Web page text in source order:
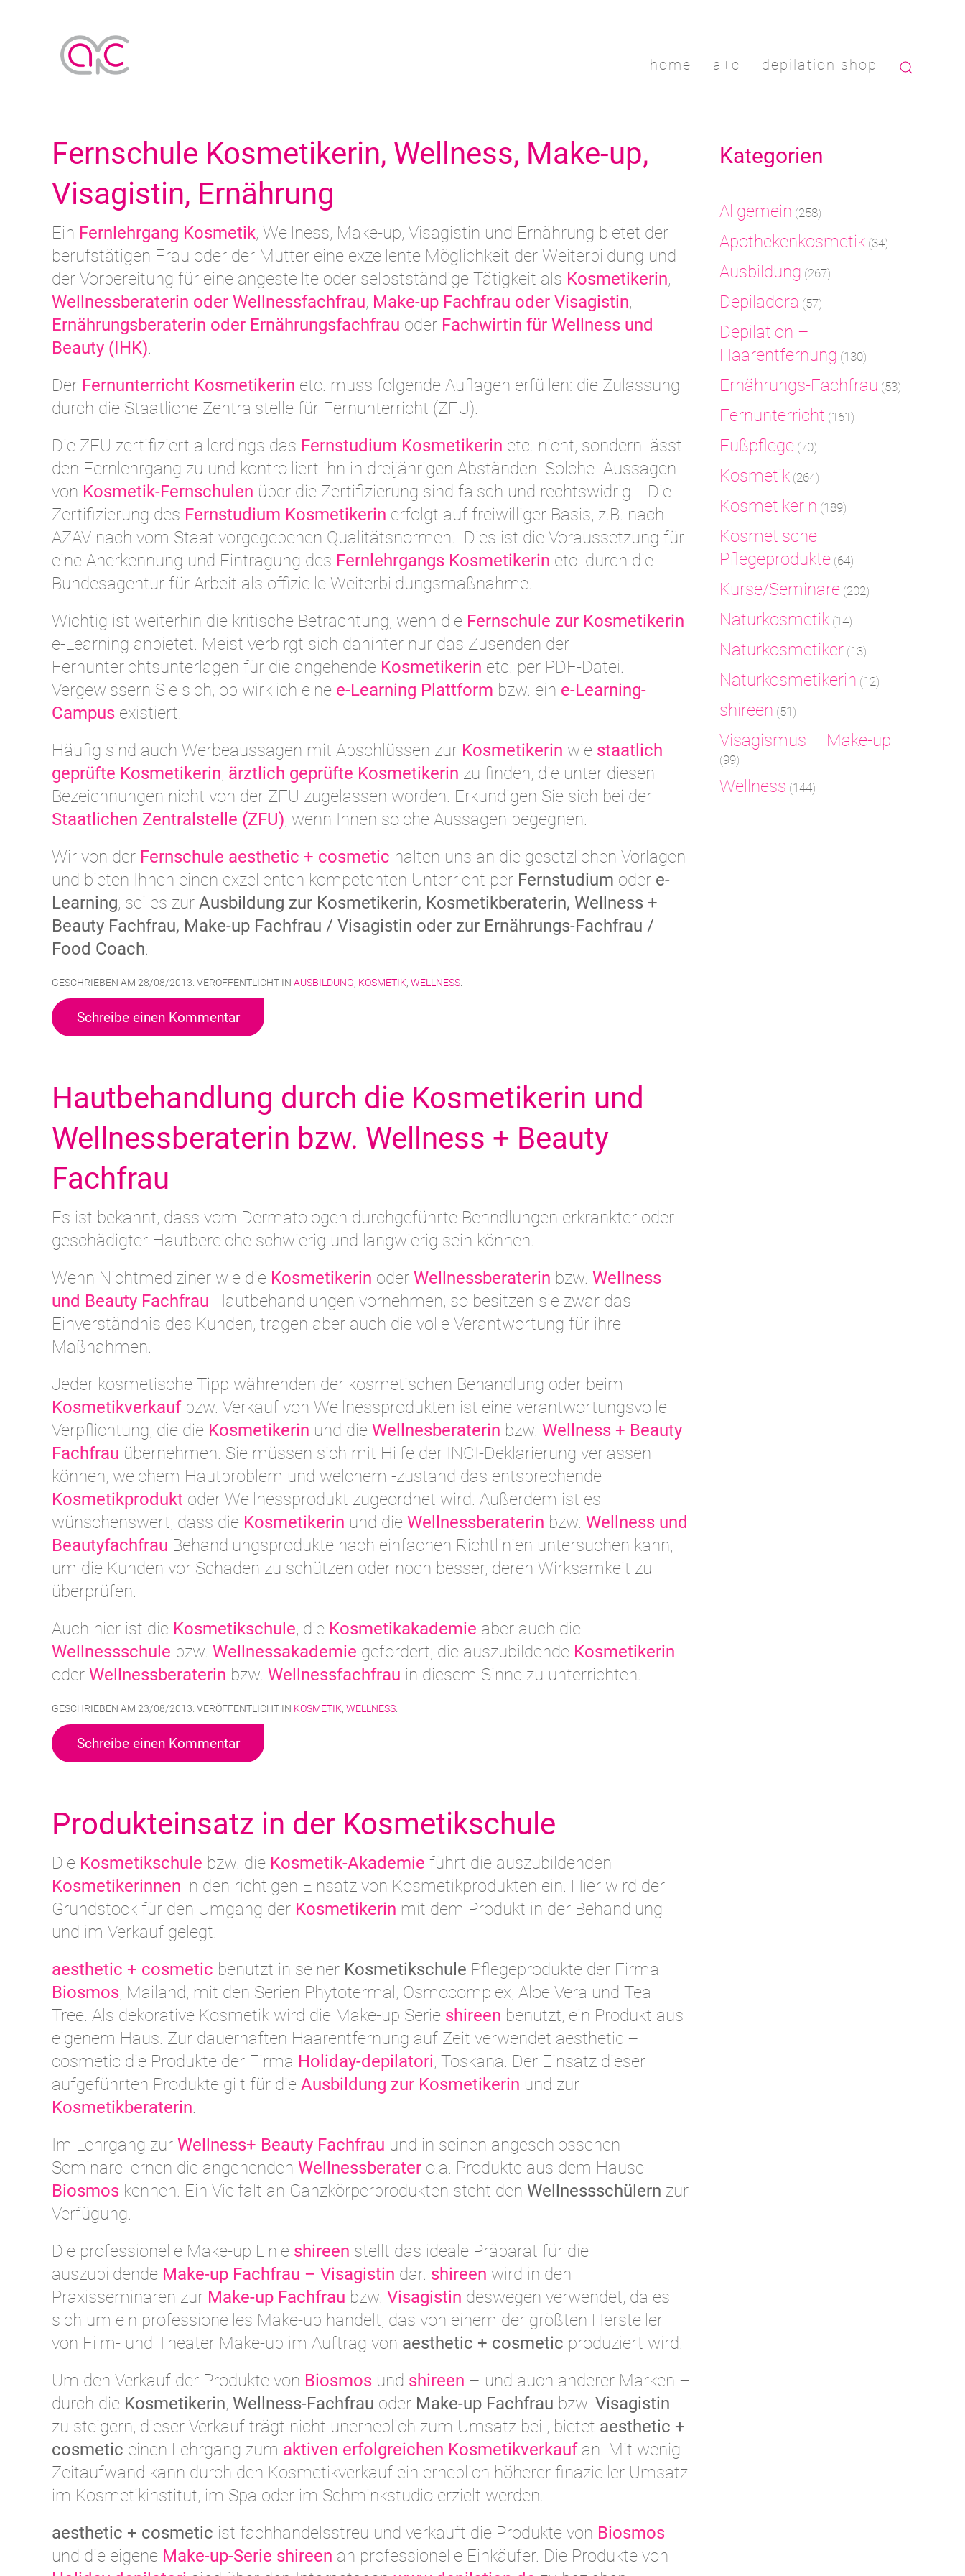
home a+c depilation shop
Fernschule Kosmetikerin, Wellness, Make-up,
Visagistin, Ernährung
Ein Fernlehrgang Kosmetik, Wellness, Make-up, Visagistin und Ernährung bietet der
berufstätigen Frau oder der Mutter eine exzellente Möglichkeit der Weiterbildung und
der Vorbereitung für eine angestellte oder selbstständige Tätigkeit als Kosmetikerin,
Wellnessberaterin oder Wellnessfachfrau, Make-up Fachfrau oder Visagistin,
Ernährungsberaterin oder Ernährungsfachfrau oder Fachwirtin für Wellness und
Beauty (IHK).
Der Fernunterricht Kosmetikerin etc. muss folgende Auflagen erfüllen: die Zulassung
durch die Staatliche Zentralstelle für Fernunterricht (ZFU).
Die ZFU zertifiziert allerdings das Fernstudium Kosmetikerin etc. nicht, sondern lässt
den Fernlehrgang zu und kontrolliert ihn in dreijährigen Abständen. Solche Aussagen
von Kosmetik-Fernschulen über die Zertifizierung sind falsch und rechtswidrig. Die
Zertifizierung des Fernstudium Kosmetikerin erfolgt auf freiwilliger Basis, z.B. nach
AZAV nach vom Staat vorgegebenen Qualitätsnormen. Dies ist die Voraussetzung für
eine Anerkennung und Eintragung des Fernlehrgangs Kosmetikerin etc. durch die
Bundesagentur für Arbeit als offizielle Weiterbildungsmaßnahme.
Wichtig ist weiterhin die kritische Betrachtung, wenn die Fernschule zur Kosmetikerin
e-Learning anbietet. Meist verbirgt sich dahinter nur das Zusenden der
Fernunterichtsunterlagen für die angehende Kosmetikerin etc. per PDF-Datei.
Vergewissern Sie sich, ob wirklich eine e-Learning Plattform bzw. ein e-Learning-
Campus existiert.
Häufig sind auch Werbeaussagen mit Abschlüssen zur Kosmetikerin wie staatlich
geprüfte Kosmetikerin, ärztlich geprüfte Kosmetikerin zu finden, die unter diesen
Bezeichnungen nicht von der ZFU zugelassen worden. Erkundigen Sie sich bei der
Staatlichen Zentralstelle (ZFU), wenn Ihnen solche Aussagen begegnen.
Wir von der Fernschule aesthetic + cosmetic halten uns an die gesetzlichen Vorlagen
und bieten Ihnen einen exzellenten kompetenten Unterricht per Fernstudium oder e-
Learning, sei es zur Ausbildung zur Kosmetikerin, Kosmetikberaterin, Wellness +
Beauty Fachfrau, Make-up Fachfrau / Visagistin oder zur Ernährungs-Fachfrau /
Food Coach.
GESCHRIEBEN AM 28/08/2013 . VERÖFFENTLICHT IN AUSBILDUNG, KOSMETIK, WELLNESS
Schreibe einen Kommentar
Hautbehandlung durch die Kosmetikerin und
Wellnessberaterin bzw. Wellness + Beauty
Fachfrau
Es ist bekannt, dass vom Dermatologen durchgeführte Behndlungen erkrankter oder
geschädigter Hautbereiche schwierig und langwierig sein können.
Wenn Nichtmediziner wie die Kosmetikerin oder Wellnessberaterin bzw. Wellness
und Beauty Fachfrau Hautbehandlungen vornehmen, so besitzen sie zwar das
Einverständnis des Kunden, tragen aber auch die volle Verantwortung für ihre
Maßnahmen.
Jeder kosmetische Tipp währenden der kosmetischen Behandlung oder beim
Kosmetikverkaufbzw. Verkauf von Wellnessprodukten ist eine verantwortungsvolle
Verpflichtung, die die Kosmetikerin und die Wellnesberaterin bzw. Wellness + Beauty
Fachfrau übernehmen. Sie müssen sich mit Hilfe der INCI-Deklarierung verlassen
können, welchem Hautproblem und welchem -zustand das entsprechende
Kosmetikprodukt oder Wellnessprodukt zugeordnet wird. Außerdem ist es
wünschenswert, dass die Kosmetikerin und die Wellnessberaterin bzw. Wellness und
Beautyfachfrau Behandlungsprodukte nach einfachen Richtlinien untersuchen kann,
um die Kunden vor Schaden zu schützen oder noch besser, deren Wirksamkeit zu
überprüfen.
Auch hier ist die Kosmetikschule, die Kosmetikakademie aber auch die
Wellnessschule bzw. Wellnessakademie gefordert, die auszubildende Kosmetikerin
oder Wellnessberaterin bzw. Wellnessfachfrau in diesem Sinne zu unterrichten.
GESCHRIEBEN AM 23/08/2013 . VERÖFFENTLICHT IN KOSMETIK, WELLNESS
Schreibe einen Kommentar
Produkteinsatz in der Kosmetikschule
Die Kosmetikschule bzw. die Kosmetik-Akademie führt die auszubildenden
Kosmetikerinnen in den richtigen Einsatz von Kosmetikprodukten ein. Hier wird der
Grundstock für den Umgang der Kosmetikerin mit dem Produkt in der Behandlung
und im Verkauf gelegt.
aesthetic + cosmetic benutzt in seiner Kosmetikschule Pflegeprodukte der Firma
Biosmos, Mailand, mit den Serien Phytotermal, Osmocomplex, Aloe Vera und Tea
Tree. Als dekorative Kosmetik wird die Make-up Serie shireen benutzt, ein Produkt aus
eigenem Haus. Zur dauerhaften Haarentfernung auf Zeit verwendet aesthetic +
cosmetic die Produkte der Firma Holiday-depilatori, Toskana. Der Einsatz dieser
aufgeführten Produkte gilt für die Ausbildung zur Kosmetikerin und zur
Kosmetikberaterin.
Im Lehrgang zur Wellness+ Beauty Fachfrau und in seinen angeschlossenen
Seminare lernen die angehenden Wellnessberater o.a. Produkte aus dem Hause
Biosmos kennen. Ein Vielfalt an Ganzkörperprodukten steht den Wellnessschülern zur
Verfügung.
Die professionelle Make-up Linie shireen stellt das ideale Präparat für die
auszubildende Make-up Fachfrau – Visagistin dar. shireen wird in den
Praxisseminaren zur Make-up Fachfrau bzw. Visagistin deswegen verwendet, da es
sich um ein professionelles Make-up handelt, das von einem der größten Hersteller
von Film- und Theater Make-up im Auftrag von aesthetic + cosmetic produziert wird.
Um den Verkauf der Produkte von Biosmos und shireen – und auch anderer Marken –
durch die Kosmetikerin, Wellness-Fachfrau oder Make-up Fachfrau bzw. Visagistin
zu steigern, dieser Verkauf trägt nicht unerheblich zum Umsatz bei , bietet aesthetic +
cosmetic einen Lehrgang zum aktiven erfolgreichen Kosmetikverkauf an. Mit wenig
Zeitaufwand kann durch den Kosmetikverkauf ein erheblich höherer finazieller Umsatz
im Kosmetikinstitut, im Spa oder im Schminkstudio erzielt werden.
aesthetic + cosmetic ist fachhandelsstreu und verkauft die Produkte von Biosmos
und die eigene Make-up-Serie shireen an professionelle Einkäufer. Die Produkte von
Kategorien
Allgemein (258)
Apothekenkosmetik (34)
Ausbildung (267)
Depiladora (57)
Depilation –
Haarentfernung (130)
Ernährungs-Fachfrau (53)
Fernunterricht (161)
Fußpflege (70)
Kosmetik (264)
Kosmetikerin (189)
Kosmetische
Pflegeprodukte (64)
Kurse/Seminare (202)
Naturkosmetik (14)
Naturkosmetiker (13)
Naturkosmetikerin (12)
shireen (51)
Visagismus – Make-up
(99)
Wellness (144)